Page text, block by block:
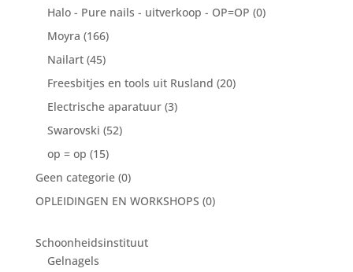
Halo - Pure nails - uitverkoop - OP=OP (0)
Moyra (166)
Nailart (45)
Freesbitjes en tools uit Rusland (20)
Electrische aparatuur (3)
Swarovski (52)
op = op (15)
Geen categorie (0)
OPLEIDINGEN EN WORKSHOPS (0)
Schoonheidsinstituut
Gelnagels